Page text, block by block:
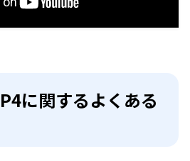
に関するよくある